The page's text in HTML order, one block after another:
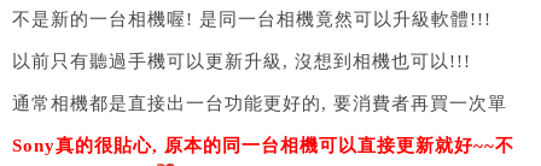
不是新的一台相機喔! 是同一台相機竟然可以升級軟體!!!
以前只有聽過手機可以更新升級, 沒想到相機也可以!!!
通常相機都是直接出一台功能更好的, 要消費者再買一次單
Sony真的很貼心, 原本的同一台相機可以直接更新就好~~不